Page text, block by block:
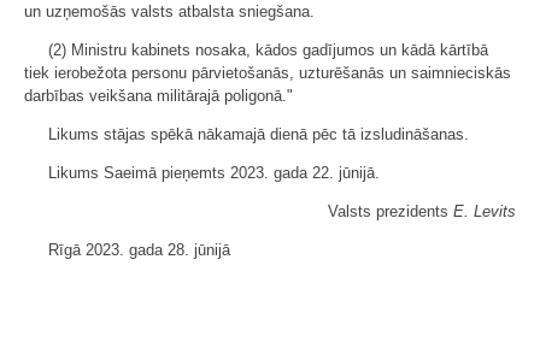
un uzņemošās valsts atbalsta sniegšana.
(2) Ministru kabinets nosaka, kādos gadījumos un kādā kārtībā
tiek ierobežota personu pārvietošanās, uzturēšanās un saimnieciskās
darbības veikšana militārajā poligonā."
Likums stājas spēkā nākamajā dienā pēc tā izsludināšanas.
Likums Saeimā pieņemts 2023. gada 22. jūnijā.
Valsts prezidents E. Levits
Rīgā 2023. gada 28. jūnijā